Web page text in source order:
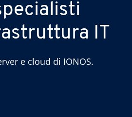
IT
e cloud di IONOS.